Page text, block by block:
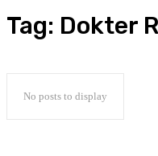
Tag: Dokter
No posts to display